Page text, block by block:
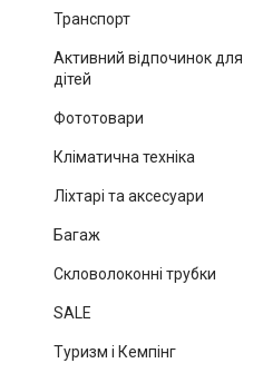
Транспорт
Активний відпочинок для
дітей
Фототовари
Кліматична техніка
Ліхтарі та аксесуари
Багаж
Скловолоконні трубки
SALE
Туризм і Кемпінг